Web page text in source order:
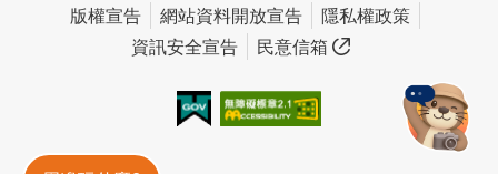
版權宣告 網站資料開放宣告
隱私權政策
資訊安全宣告
民意信箱